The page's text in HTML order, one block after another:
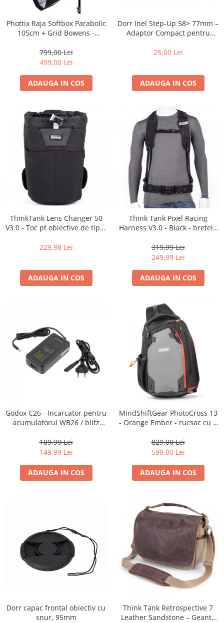
Phottix Raja Softbox Parabolic
105cm + Grid Bowens -
799,00 Lei
499,00 Lei
ADAUGA IN COS
Dorr Inel Step-Up 58> 77mm –
Adaptor Compact pentru
25,00 Lei
ADAUGA IN COS
ThinkTank Lens Changer 50
V3.0 - Toc pt obiective de tipul
229,98 Lei
ADAUGA IN COS
Think Tank Pixel Racing
Harness V3.0 - Black - bretele
319,99 Lei
249,99 Lei
ADAUGA IN COS
Godox C26 - Incarcator pentru
acumulatorul WB26 / blitz
189,99 Lei
149,99 Lei
ADAUGA IN COS
MindShiftGear PhotoCross 13
- Orange Ember - rucsac cu o
829,00 Lei
599,00 Lei
ADAUGA IN COS
Dorr capac frontal obiectiv cu
snur, 95mm
Think Tank Retrospective 7
Leather Sandstone – Geantă